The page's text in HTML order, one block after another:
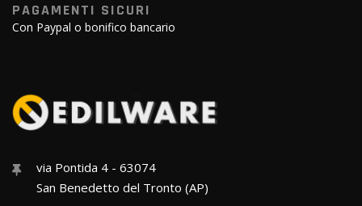
PAGAMENTI SICURI
Con Paypal o bonifico bancario
via Pontida 4 - 63074
San Benedetto del Tronto (AP)